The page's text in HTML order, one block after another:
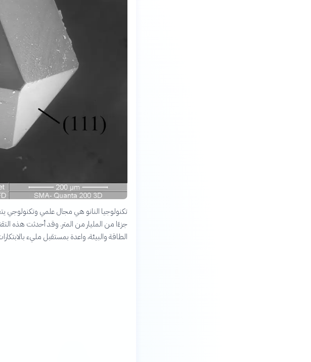
تكنولوجيا النانو هي مجال علمي وتكنولوجي
جزءًا من المليار من المتر. وقد أحدثت هذه
الطاقة والبيئة، واعدة بمستقبل مليء